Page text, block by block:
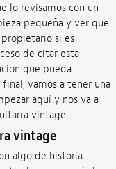
lo revisamos con un
pequeña y ver qué
si es
de citar esta
que pueda
vamos a tener una
aquí y nos va a
vintage.
vintage
algo de historia